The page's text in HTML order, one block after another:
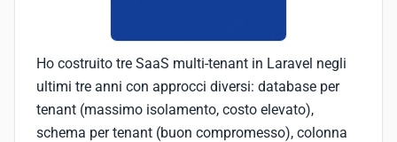
Ho costruito tre SaaS multi-tenant in Laravel negli
ultimi tre anni con approcci diversi: database per
tenant (massimo isolamento, costo elevato),
schema per tenant (buon compromesso), colonna